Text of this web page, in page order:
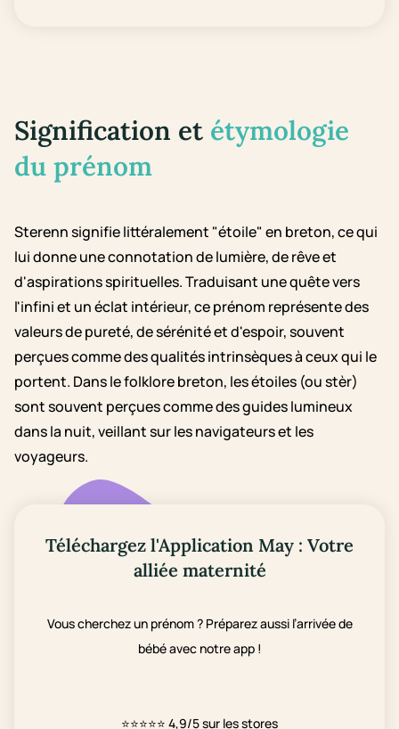
Signification et étymologie
du prénom
Sterenn signifie littéralement "étoile" en breton, ce qui
lui donne une connotation de lumière, de rêve et
d'aspirations spirituelles. Traduisant une quête vers
l'infini et un éclat intérieur, ce prénom représente des
valeurs de pureté, de sérénité et d'espoir, souvent
perçues comme des qualités intrinsèques à ceux qui le
portent. Dans le folklore breton, les étoiles (ou stèr)
sont souvent perçues comme des guides lumineux
dans la nuit, veillant sur les navigateurs et les
voyageurs.
Téléchargez l'Application May : Votre
alliée maternité
Vous cherchez un prénom ? Préparez aussi l’arrivée de
bébé avec notre app !
⭐⭐⭐⭐⭐ 4,9/5 sur les stores